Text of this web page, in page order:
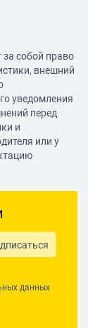
собой право
внешний
уведомления
перед
и
или у
данных